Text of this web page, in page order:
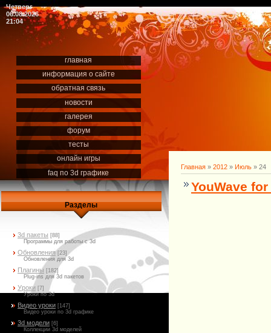
Четверг
06.08.2026
21:04
главная
информация о сайте
обратная связь
новости
галерея
форум
тесты
онлайн игры
faq по 3d графике
Разделы
3d пакеты [88]
Программы для работы с 3d
Обновления [23]
Обновления для 3d
Плагины [182]
Plug-ins для 3d пакетов
Уроки [7]
Уроки по 3d
Видео уроки [147]
Видео уроки по 3d графике
3d модели [6]
Коллекции 3d моделей
Главная » 2012 » Июль » 24
YouWave